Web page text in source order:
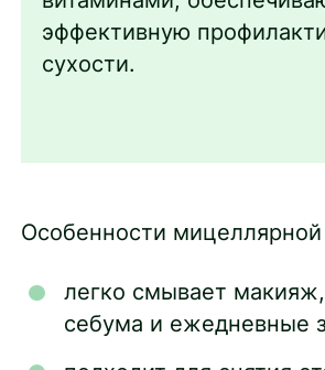
эффективную
сухости.
Особенности
легко смывает
себума и ежедневные